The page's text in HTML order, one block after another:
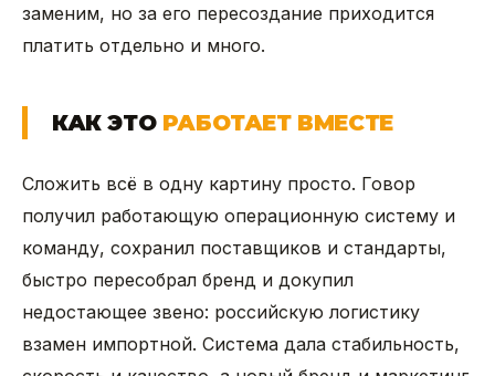
заменим, но за его пересоздание приходится
платить отдельно и много.
КАК ЭТО РАБОТАЕТ ВМЕСТЕ
Сложить всё в одну картину просто. Говор
получил работающую операционную систему и
команду, сохранил поставщиков и стандарты,
быстро пересобрал бренд и докупил
недостающее звено: российскую логистику
взамен импортной. Система дала стабильность,